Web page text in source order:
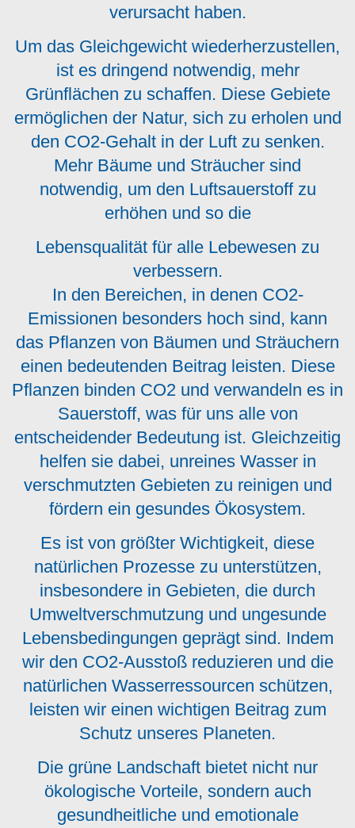
verursacht haben.
Um das Gleichgewicht wiederherzustellen,
ist es dringend notwendig, mehr
Grünflächen zu schaffen. Diese Gebiete
ermöglichen der Natur, sich zu erholen und
den CO2-Gehalt in der Luft zu senken.
Mehr Bäume und Sträucher sind
notwendig, um den Luftsauerstoff zu
erhöhen und so die
Lebensqualität für alle Lebewesen zu
verbessern.
In den Bereichen, in denen CO2-
Emissionen besonders hoch sind, kann
das Pflanzen von Bäumen und Sträuchern
einen bedeutenden Beitrag leisten. Diese
Pflanzen binden CO2 und verwandeln es in
Sauerstoff, was für uns alle von
entscheidender Bedeutung ist. Gleichzeitig
helfen sie dabei, unreines Wasser in
verschmutzten Gebieten zu reinigen und
fördern ein gesundes Ökosystem.
Es ist von größter Wichtigkeit, diese
natürlichen Prozesse zu unterstützen,
insbesondere in Gebieten, die durch
Umweltverschmutzung und ungesunde
Lebensbedingungen geprägt sind. Indem
wir den CO2-Ausstoß reduzieren und die
natürlichen Wasserressourcen schützen,
leisten wir einen wichtigen Beitrag zum
Schutz unseres Planeten.
Die grüne Landschaft bietet nicht nur
ökologische Vorteile, sondern auch
gesundheitliche und emotionale